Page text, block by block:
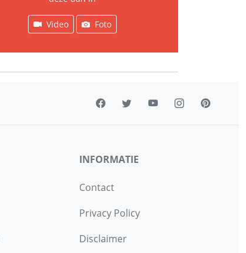
Video Foto
INFORMATIE
Contact
Privacy Policy
Disclaimer